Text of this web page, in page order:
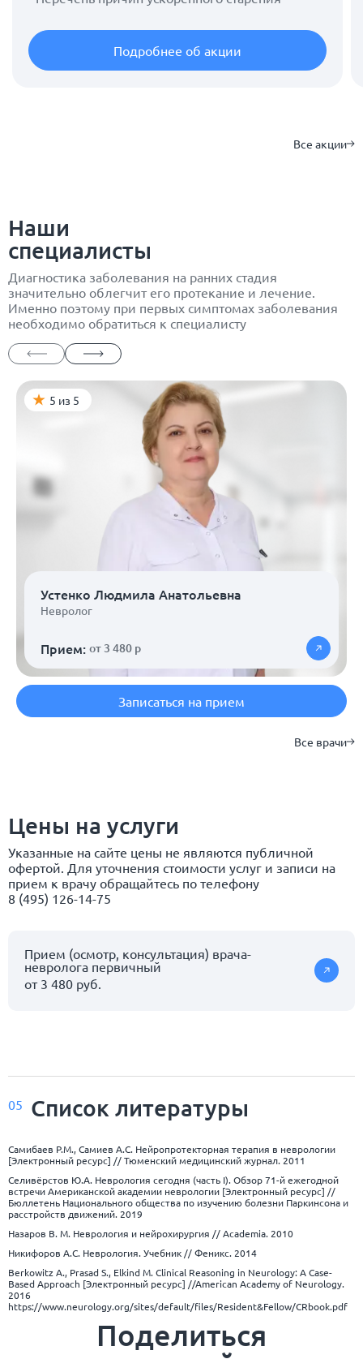
Подробнее об акции
Все акции
Наши
специалисты
Диагностика заболевания на ранних стадия
значительно облегчит его протекание и лечение.
Именно поэтому при первых симптомах заболевания
необходимо обратиться к специалисту
5 из 5
Устенко Людмила Анатольевна
Невролог
Прием: от 3 480 р
Записаться на прием
Все врачи
Цены на услуги
Указанные на сайте цены не являются публичной
офертой. Для уточнения стоимости услуг и записи на
прием к врачу обращайтесь по телефону
8 (495) 126-14-75
Прием (осмотр, консультация) врача-
невролога первичный
от 3 480 руб.
05 Список литературы
Самибаев Р.М., Самиев А.С. Нейропротекторная терапия в неврологии
[Электронный ресурс] // Тюменский медицинский журнал. 2011
Селивёрстов Ю.А. Неврология сегодня (часть I). Обзор 71-й ежегодной
встречи Американской академии неврологии [Электронный ресурс] //
Бюллетень Национального общества по изучению болезни Паркинсона и
расстройств движений. 2019
Назаров В. М. Неврология и нейрохирургия // Academia. 2010
Никифоров А.С. Неврология. Учебник // Феникс. 2014
Berkowitz A., Prasad S., Elkind M. Clinical Reasoning in Neurology: A Case-
Based Approach [Электронный ресурс] //American Academy of Neurology.
2016
https://www.neurology.org/sites/default/files/Resident&Fellow/CRbook.pdf
Поделиться